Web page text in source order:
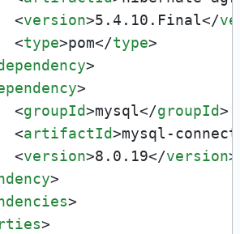
<version>5.4.10.Final</
<type>pom</type>
>
>
<groupId>mysql</groupId>
<artifactId>mysql-
<version>8.0.19</version>
>
>
>